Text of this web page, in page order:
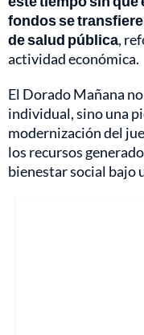
fondos se
de salud pública,
actividad económica.
El Dorado Mañana
individual, sino una
modernización del
los recursos
bienestar social bajo